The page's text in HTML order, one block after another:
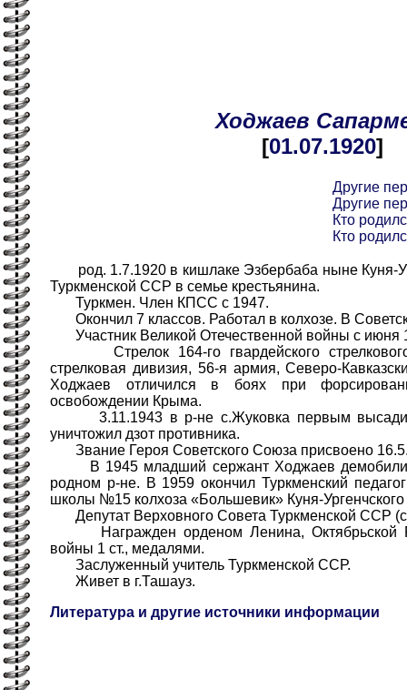
Ходжаев
[01.07.1920]
Другие
Другие
Кто
Кто
род. 1.7.1920 в кишлаке Эзбербаба ныне Куня-
Туркменской ССР в семье крестьянина.
Туркмен. Член КПСС с 1947.
Окончил 7 классов. Работал в колхозе. В
Участник Великой Отечественной войны с июня
Стрелок 164-го гвардейского стрелкового
стрелковая дивизия, 56-я армия, Северо-
Ходжаев отличился в боях при
освобождении Крыма.
3.11.1943 в р-не с.Жуковка первым
уничтожил дзот противника.
Звание Героя Советского Союза присвоено
В 1945 младший сержант Ходжаев
родном р-не. В 1959 окончил Туркменский
школы №15 колхоза «Большевик» Куня-
Депутат Верховного Совета Туркменской ССР
Награжден орденом Ленина, Октябрьской
войны 1 ст., медалями.
Заслуженный учитель Туркменской ССР.
Живет в г.Ташауз.
Литература и другие источники информации